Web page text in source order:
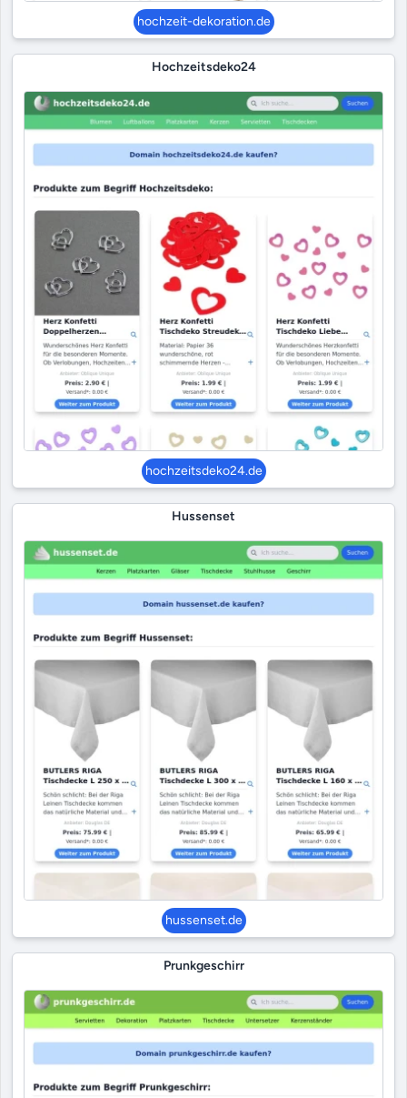
hochzeit-dekoration.de
Hochzeitsdeko24
hochzeitsdeko24.de
Hussenset
hussenset.de
Prunkgeschirr